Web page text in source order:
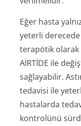
Eğer hasta
yeterli
terapötik
AİRTİDE ile
sağlayabilir.
tedavisi ile
hastalarda
kontrolünü